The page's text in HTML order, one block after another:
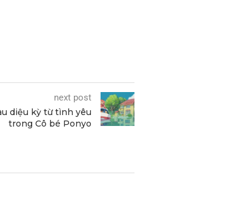
next post
diệu kỳ từ tình yêu
trong Cô bé Ponyo